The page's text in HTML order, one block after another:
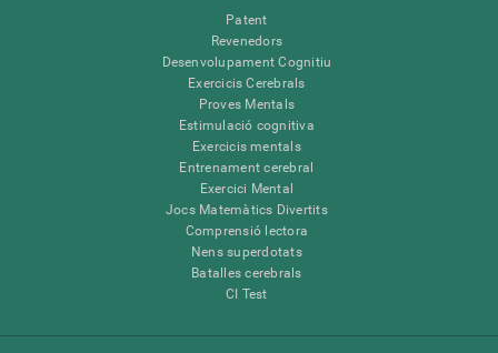
Patent
Revenedors
Desenvolupament Cognitiu
Exercicis Cerebrals
Proves Mentals
Estimulació cognitiva
Exercicis mentals
Entrenament cerebral
Exercici Mental
Jocs Matemàtics Divertits
Comprensió lectora
Nens superdotats
Batalles cerebrals
CI Test